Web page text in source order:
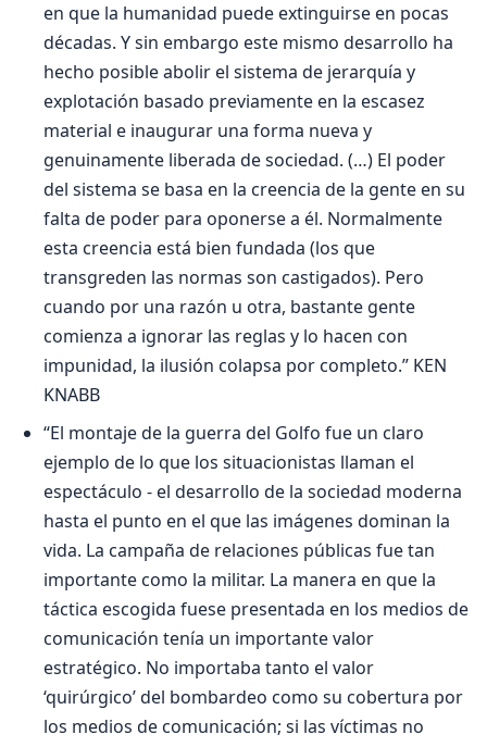
en que la humanidad puede extinguirse en pocas
décadas. Y sin embargo este mismo desarrollo ha
hecho posible abolir el sistema de jerarquía y
explotación basado previamente en la escasez
material e inaugurar una forma nueva y
genuinamente liberada de sociedad. (…) El poder
del sistema se basa en la creencia de la gente en su
falta de poder para oponerse a él. Normalmente
esta creencia está bien fundada (los que
transgreden las normas son castigados). Pero
cuando por una razón u otra, bastante gente
comienza a ignorar las reglas y lo hacen con
impunidad, la ilusión colapsa por completo.” KEN
KNABB
“El montaje de la guerra del Golfo fue un claro
ejemplo de lo que los situacionistas llaman el
espectáculo - el desarrollo de la sociedad moderna
hasta el punto en el que las imágenes dominan la
vida. La campaña de relaciones públicas fue tan
importante como la militar. La manera en que la
táctica escogida fuese presentada en los medios de
comunicación tenía un importante valor
estratégico. No importaba tanto el valor
‘quirúrgico’ del bombardeo como su cobertura por
los medios de comunicación; si las víctimas no